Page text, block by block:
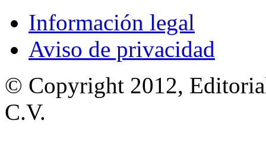
Información legal
Aviso de privacidad
© Copyright 2012,
C.V.